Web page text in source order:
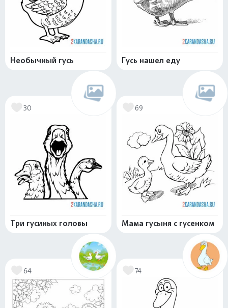
Необычный гусь Гусь нашел еду
30
Три гусиных головы
69
Мама гусыня с гусенком
64 74